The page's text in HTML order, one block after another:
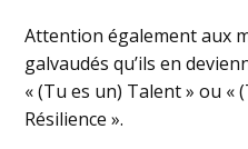
Attention également aux
galvaudés qu’ils en
« (Tu es un) Talent » ou «
Résilience ».